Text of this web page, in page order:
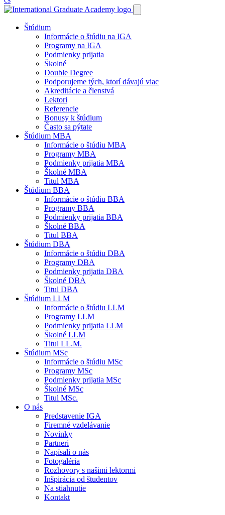
Štúdium
Informácie o štúdiu na IGA
Programy na IGA
Podmienky prijatia
Školné
Double Degree
Podporujeme tých, ktorí dávajú viac
Akreditácie a členstvá
Lektori
Referencie
Bonusy k štúdium
Často sa pýtate
Štúdium MBA
Informácie o štúdiu MBA
Programy MBA
Podmienky prijatia MBA
Školné MBA
Titul MBA
Štúdium BBA
Informácie o štúdiu BBA
Programy BBA
Podmienky prijatia BBA
Školné BBA
Titul BBA
Štúdium DBA
Informácie o štúdiu DBA
Programy DBA
Podmienky prijatia DBA
Školné DBA
Titul DBA
Štúdium LLM
Informácie o štúdiu LLM
Programy LLM
Podmienky prijatia LLM
Školné LLM
Titul LL.M.
Štúdium MSc
Informácie o štúdiu MSc
Programy MSc
Podmienky prijatia MSc
Školné MSc
Titul MSc.
O nás
Predstavenie IGA
Firemné vzdelávanie
Novinky
Partneri
Napísali o nás
Fotogaléria
Rozhovory s našimi lektormi
Inšpirácia od študentov
Na stiahnutie
Kontakt